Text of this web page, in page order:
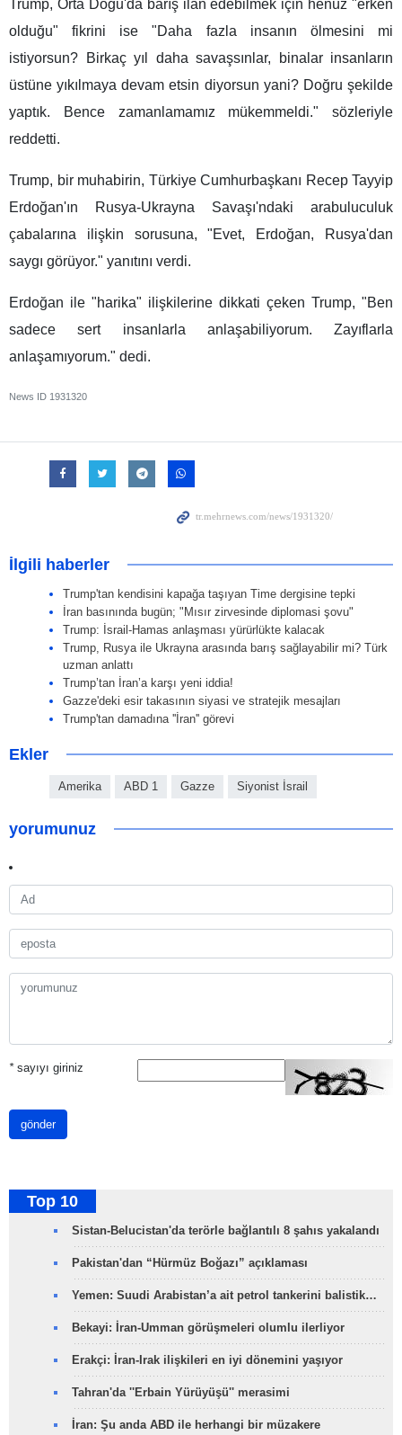
Trump, Orta Doğu'da barış ilan edebilmek için henüz "erken
olduğu" fikrini ise "Daha fazla insanın ölmesini mi
istiyorsun? Birkaç yıl daha savaşsınlar, binalar insanların
üstüne yıkılmaya devam etsin diyorsun yani? Doğru şekilde
yaptık. Bence zamanlamamız mükemmeldi." sözleriyle
reddetti.
Trump, bir muhabirin, Türkiye Cumhurbaşkanı Recep Tayyip
Erdoğan'ın Rusya-Ukrayna Savaşı'ndaki arabuluculuk
çabalarına ilişkin sorusuna, "Evet, Erdoğan, Rusya'dan
saygı görüyor." yanıtını verdi.
Erdoğan ile "harika" ilişkilerine dikkati çeken Trump, "Ben
sadece sert insanlarla anlaşabiliyorum. Zayıflarla
anlaşamıyorum." dedi.
News ID 1931320
İlgili haberler
Trump'tan kendisini kapağa taşıyan Time dergisine tepki
İran basınında bugün; "Mısır zirvesinde diplomasi şovu"
Trump: İsrail-Hamas anlaşması yürürlükte kalacak
Trump, Rusya ile Ukrayna arasında barış sağlayabilir mi? Türk
uzman anlattı
Trump’tan İran’a karşı yeni iddia!
Gazze'deki esir takasının siyasi ve stratejik mesajları
Trump'tan damadına ''İran'' görevi
Ekler
Amerika ABD 1 Gazze Siyonist İsrail
yorumunuz
*sayıyı giriniz
gönder
Top 10
Sistan-Belucistan'da terörle bağlantılı 8 şahıs yakalandı
Pakistan'dan “Hürmüz Boğazı” açıklaması
Yemen: Suudi Arabistan’a ait petrol tankerini balistik…
Bekayi: İran-Umman görüşmeleri olumlu ilerliyor
Erakçi: İran-Irak ilişkileri en iyi dönemini yaşıyor
Tahran'da ''Erbain Yürüyüşü'' merasimi
İran: Şu anda ABD ile herhangi bir müzakere